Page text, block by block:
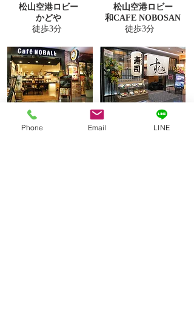
松山空港ロビー
かどや
徒歩3分
松山空港ロビー
カフェ・ノボール
徒歩3分
松山空港ロビー
和CAFE NOBOSAN
徒歩3分
松山空港ロビー
すし処
Phone Email LINE